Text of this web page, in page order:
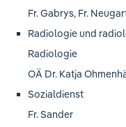
Fr. Gabrys, Fr.
Radiologie und
Radiologie
OÄ Dr. Katja
Sozialdienst
Fr. Sander